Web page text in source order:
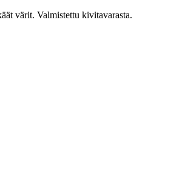
värit. Valmistettu kivitavarasta.